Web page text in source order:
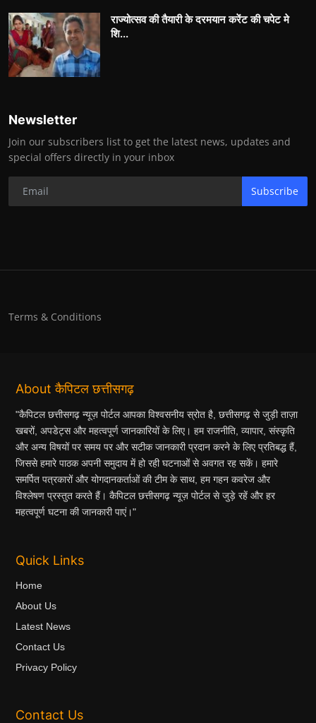
राज्योत्सव की तैयारी के दरमयान करेंट की चपेट मे
शि...
Newsletter
Join our subscribers list to get the latest news, updates and
special offers directly in your inbox
Subscribe
Terms & Conditions
About कैपिटल छत्तीसगढ़
"कैपिटल छत्तीसगढ़ न्यूज़ पोर्टल आपका विश्वसनीय स्रोत है, छत्तीसगढ़ से जुड़ी ताज़ा
खबरों, अपडेट्स और महत्वपूर्ण जानकारियों के लिए। हम राजनीति, व्यापार, संस्कृति
और अन्य विषयों पर समय पर और सटीक जानकारी प्रदान करने के लिए प्रतिबद्ध हैं,
जिससे हमारे पाठक अपनी समुदाय में हो रही घटनाओं से अवगत रह सकें। हमारे
समर्पित पत्रकारों और योगदानकर्ताओं की टीम के साथ, हम गहन कवरेज और
विश्लेषण प्रस्तुत करते हैं। कैपिटल छत्तीसगढ़ न्यूज़ पोर्टल से जुड़े रहें और हर
महत्वपूर्ण घटना की जानकारी पाएं।"
Quick Links
Home
About Us
Latest News
Contact Us
Privacy Policy
Contact Us